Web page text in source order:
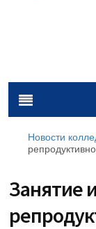
Новости
Занятие